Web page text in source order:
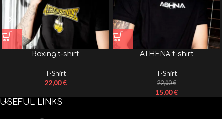
Boxing t-shirt
T-Shirt
22,00€
ATHENA t-shirt
T-Shirt
22,00€
15,00€
USEFUL LINKS